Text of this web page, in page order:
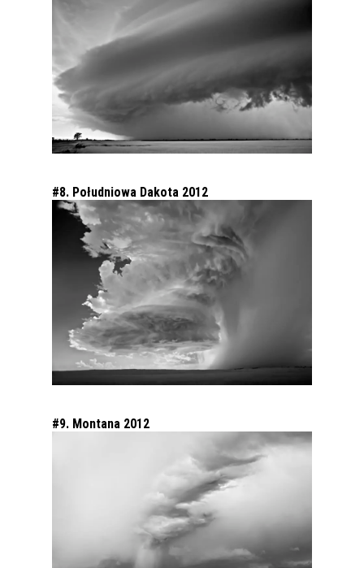
#8. Południowa Dakota 2012
#9. Montana 2012